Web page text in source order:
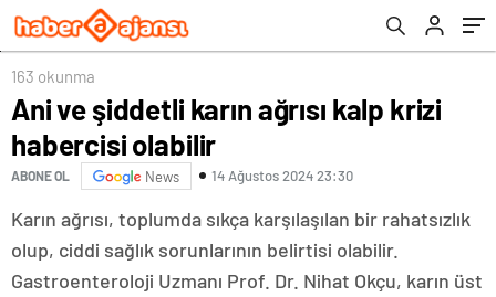
163 okunma
Ani ve şiddetli karın ağrısı kalp krizi
habercisi olabilir
ABONE OL News 14 Ağustos 2024 23:30
Karın ağrısı, toplumda sıkça karşılaşılan bir rahatsızlık
olup, ciddi sağlık sorunlarının belirtisi olabilir.
Gastroenteroloji Uzmanı Prof. Dr. Nihat Okçu, karın üst
üretildi